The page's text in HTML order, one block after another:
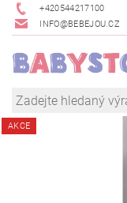
+420544217100
INFO@BEBEJOU.CZ
AKCE